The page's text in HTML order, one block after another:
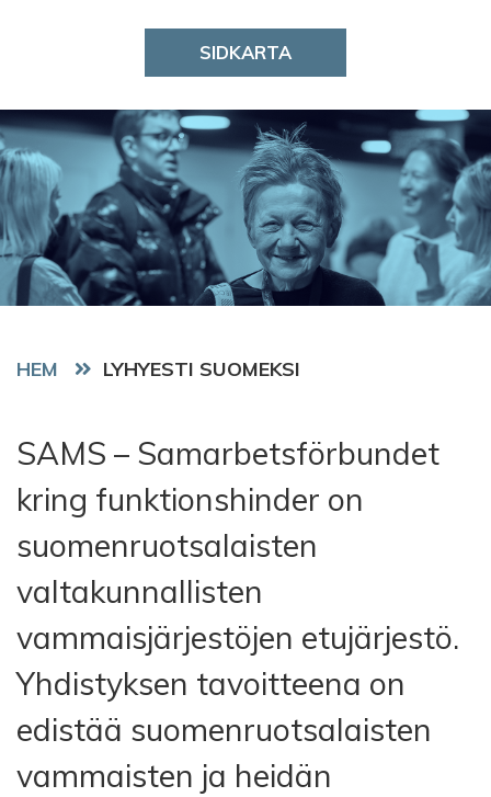
SIDKARTA
HEM LYHYESTI SUOMEKSI
SAMS – Samarbetsförbundet
kring funktionshinder on
suomenruotsalaisten
valtakunnallisten
vammaisjärjestöjen etujärjestö.
Yhdistyksen tavoitteena on
edistää suomenruotsalaisten
vammaisten ja heidän